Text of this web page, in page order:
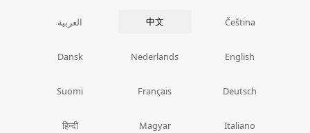
العربية 中文 Čeština
Dansk Nederlands English
Suomi Français Deutsch
हिन्दी Magyar Italiano